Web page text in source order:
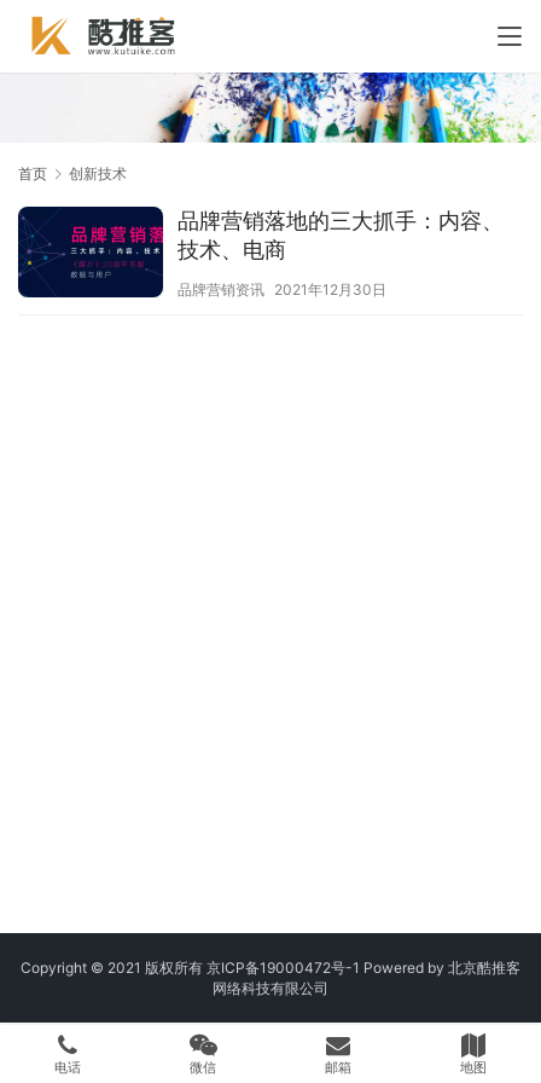
首页 创新技术
品牌营销落地的三大抓手：内容、
技术、电商
品牌营销资讯 2021年12月30日
Copyright © 2021 版权所有 京ICP备19000472号-1 Powered by 北京酷推客
网络科技有限公司
电话 微信 邮箱 地图